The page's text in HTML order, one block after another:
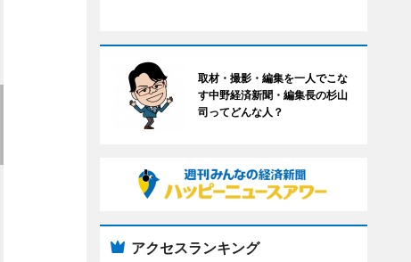
取材・撮影・編集を一人でこな
す中野経済新聞・編集長の杉山
司ってどんな人？
アクセスランキング